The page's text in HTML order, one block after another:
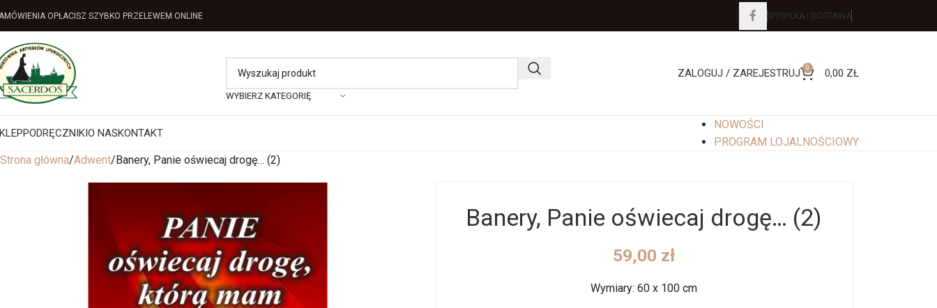
OPŁACISZ SZYBKO PRZELEWEM ONLINE WYSYŁKA I DOSTAWA
WYBIERZ KATEGORIĘ
ZALOGUJ / ZAREJESTRUJ 0 0,00 ZŁ
PODRĘCZNIKIO NASKONTAKT
NOWOŚCI
PROGRAM LOJALNOŚCIOWY
Strona główna Adwent Banery, Panie oświecaj drogę… (2)
Banery, Panie oświecaj drogę… (2)
59,00 zł
Wymiary: 60 x 100 cm